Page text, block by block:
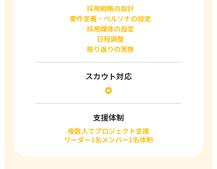
採用戦略の設計
要件定義・ぺルソナの設定
採用媒体の設定
日程調整
振り返りの実施
スカウト対応
⚪︎
支援体制
複数人でプロジェクト支援
リーダー1名メンバー1名体制